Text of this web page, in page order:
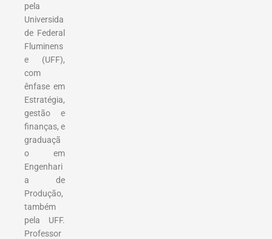
pela
Universida
de Federal
Fluminens
e (UFF),
com
ênfase em
Estratégia,
gestão e
finanças, e
graduaçã
o em
Engenhari
a de
Produção,
também
pela UFF.
Professor